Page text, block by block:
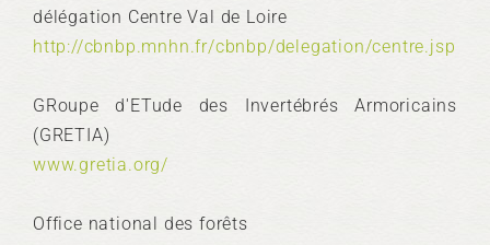
délégation Centre Val de Loire
http://cbnbp.mnhn.fr/cbnbp/delegation/centre.jsp
GRoupe d'ETude des Invertébrés Armoricains
(GRETIA)
www.gretia.org/
Office national des forêts